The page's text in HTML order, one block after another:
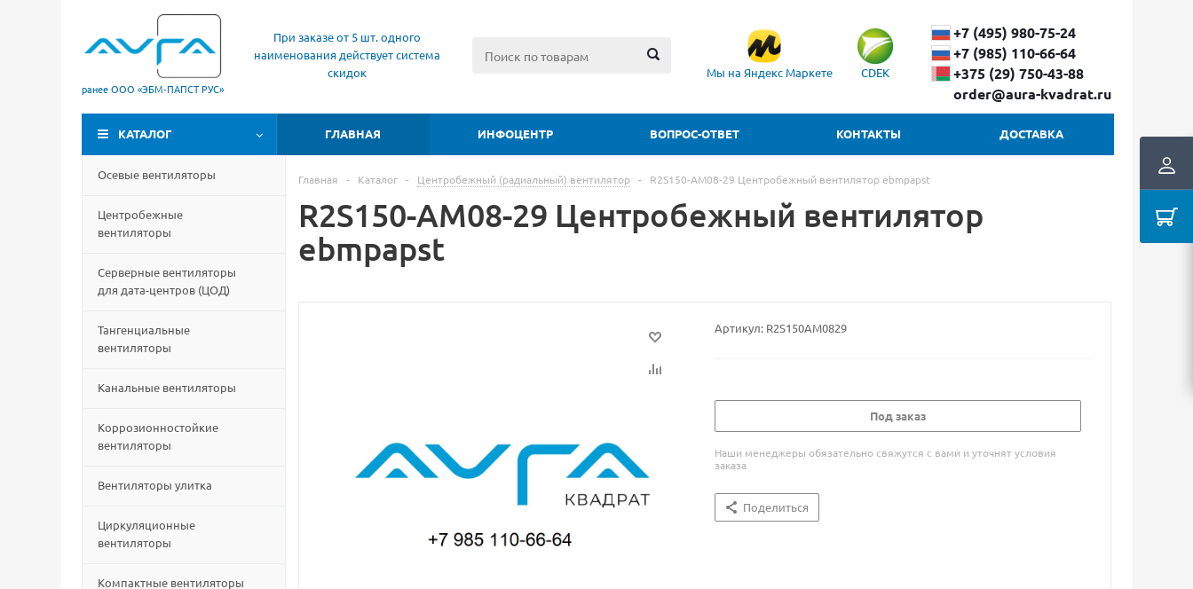
ранее ООО «ЭБМ‑ПАПСТ РУС»
При заказе от 5 шт. одного
наименования действует система
скидок
Мы на Яндекс Маркете CDEK
+7 (495) 980-75-24
+7 (985) 110-66-64
+375 (29) ​750-43-88
order@aura-kvadrat.ru
КАТАЛОГ ГЛАВНАЯ ИНФОЦЕНТР ВОПРОС-ОТВЕТ КОНТАКТЫ ДОСТАВКА
Осевые вентиляторы
Центробежные
вентиляторы
Серверные вентиляторы
для дата-центров (ЦОД)
Тангенциальные
вентиляторы
Канальные вентиляторы
Коррозионностойкие
вентиляторы
Вентиляторы улитка
Циркуляционные
вентиляторы
Компактные вентиляторы
Главная - Каталог - Центробежный (радиальный) вентилятор - R2S150-AM08-29 Центробежный вентилятор ebmpapst
R2S150-AM08-29 Центробежный вентилятор
ebmpapst
Артикул: R2S150AM0829
Под заказ
Наши менеджеры обязательно свяжутся с вами и уточнят условия
заказа
Поделиться